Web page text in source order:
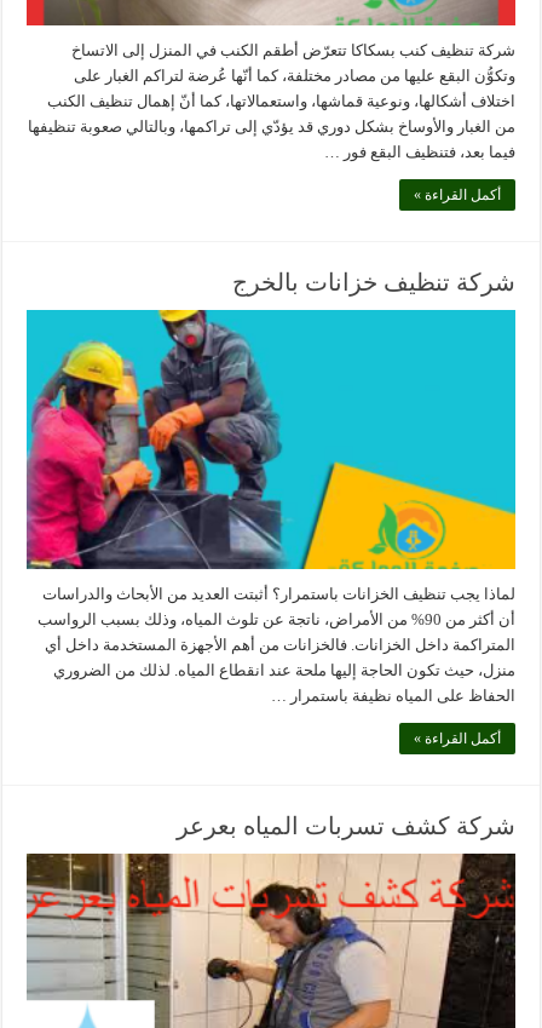
شركة تنظيف كنب بسكاكا تتعرّض أطقم الكنب في المنزل إلى الاتساخ
وتكوُّن البقع عليها من مصادر مختلفة، كما أنّها عُرضة لتراكم الغبار على
اختلاف أشكالها، ونوعية قماشها، واستعمالاتها، كما أنّ إهمال تنظيف الكنب
من الغبار والأوساخ بشكل دوري قد يؤدّي إلى تراكمها، وبالتالي صعوبة تنظيفها
فيما بعد، فتنظيف البقع فور …
أكمل القراءة »
شركة تنظيف خزانات بالخرج
لماذا يجب تنظيف الخزانات باستمرار؟ أثبتت العديد من الأبحاث والدراسات
أن أكثر من 90% من الأمراض، ناتجة عن تلوث المياه، وذلك بسبب الرواسب
المتراكمة داخل الخزانات. فالخزانات من أهم الأجهزة المستخدمة داخل أي
منزل، حيث تكون الحاجة إليها ملحة عند انقطاع المياه. لذلك من الضروري
الحفاظ على المياه نظيفة باستمرار …
أكمل القراءة »
شركة كشف تسربات المياه بعرعر